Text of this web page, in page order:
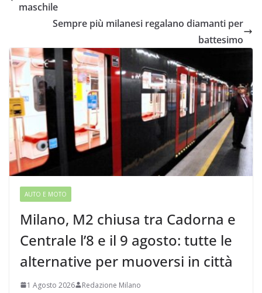
maschile
Sempre più milanesi regalano diamanti per
battesimo
AUTO E MOTO
Milano, M2 chiusa tra Cadorna e
Centrale l’8 e il 9 agosto: tutte le
alternative per muoversi in città
1 Agosto 2026 Redazione Milano